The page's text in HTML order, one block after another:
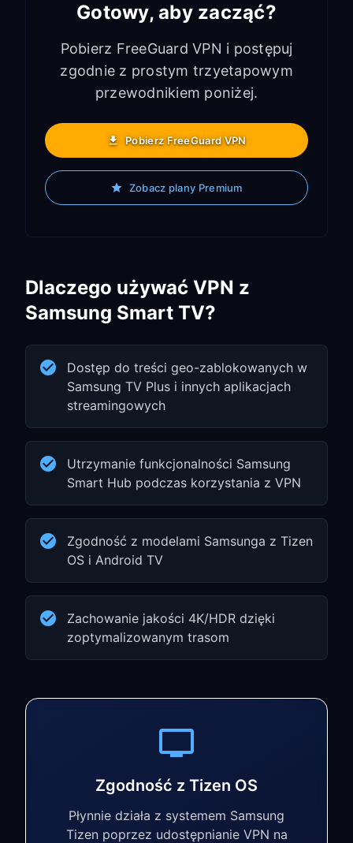
Gotowy, aby zacząć?
Pobierz FreeGuard VPN i postępuj
zgodnie z prostym trzyetapowym
przewodnikiem poniżej.
Pobierz FreeGuard VPN
Zobacz plany Premium
Dlaczego używać VPN z
Samsung Smart TV?
Dostęp do treści geo-zablokowanych w
Samsung TV Plus i innych aplikacjach
streamingowych
Utrzymanie funkcjonalności Samsung
Smart Hub podczas korzystania z VPN
Zgodność z modelami Samsunga z Tizen
OS i Android TV
Zachowanie jakości 4K/HDR dzięki
zoptymalizowanym trasom
Zgodność z Tizen OS
Płynnie działa z systemem Samsung
Tizen poprzez udostępnianie VPN na